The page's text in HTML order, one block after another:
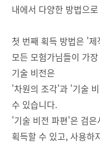
내에서 다양한 방법으
첫 번째 획득 방법은 '
모든 모험가님들이 가
기술 비전은
'차원의 조각'과 '기술
수 있습니다.
'기술 비전 파편'은 검
획득할 수 있고, 사용하